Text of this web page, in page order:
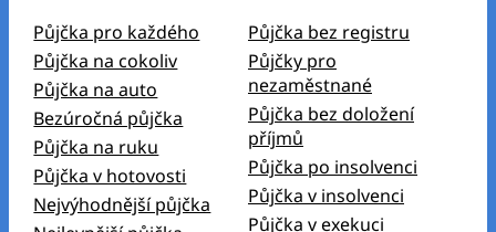
Půjčka pro každého
Půjčka na cokoliv
Půjčka na auto
Bezúročná půjčka
Půjčka na ruku
Půjčka v hotovosti
Nejvýhodnější půjčka
Půjčka bez registru
Půjčky pro
nezaměstnané
Půjčka bez doložení
příjmů
Půjčka po insolvenci
Půjčka v insolvenci
Půjčka v exekuci